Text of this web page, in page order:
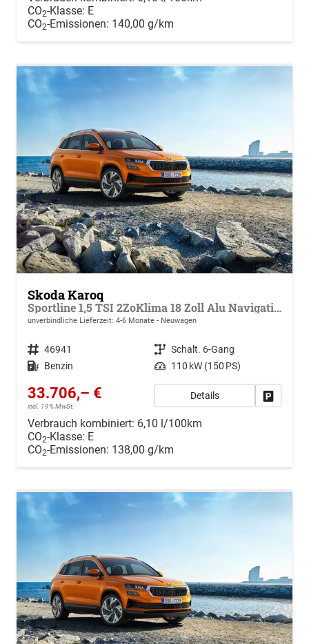
CO2-Klasse: E
CO2-Emissionen: 140,00 g/km
Skoda Karoq
Sportline 1,5 TSI 2ZoKlima 18 Zoll Alu Navigation 5J Garantie 10 ViCo Matrix ACC el Heckklappe 2 x PDC Kamera
unverbindliche Lieferzeit: 4-6 Monate Neuwagen
Fahrzeugnr. 46941 Getriebe Schalt. 6-Gang
Kraftstoff Benzin Leistung 110 kW (150 PS)
33.706,– €
incl. 19% MwSt.
Details
Verbrauch kombiniert: 6,10 l/100km
CO2-Klasse: E
CO2-Emissionen: 138,00 g/km